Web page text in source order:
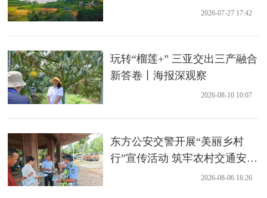
2026-07-27 17:42
玩转“榴莲+” 三亚交出三产融合
新答卷丨海报深观察
2026-08-10 10:07
东方公安交警开展“美丽乡村
行”宣传活动 筑牢农村交通安全
2026-08-06 16:26